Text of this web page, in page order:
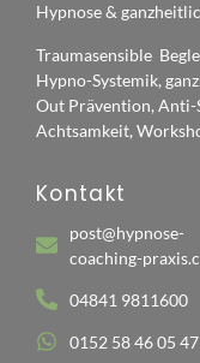
Hypnose &
Traumasensible
Hypno-Systemik,
Out Prävention, Anti-
Achtsamkeit,
Kontakt
post@hypnose-
coaching-
04841 9811600
0152 58 46 05 47